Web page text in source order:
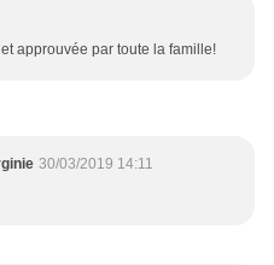
approuvée par toute la famille!
30/03/2019 14:11